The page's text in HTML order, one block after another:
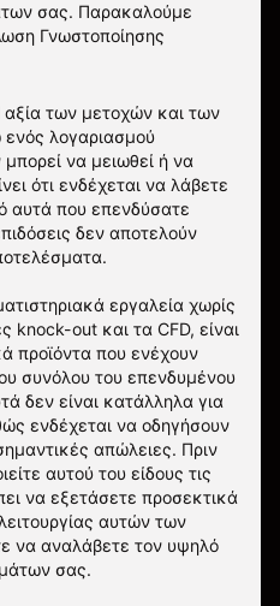
σας. Παρακαλούμε
Γνωστοποίησης
αξία των μετοχών και των
λογαριασμού
να μειωθεί ή να
ότι ενδέχεται να λάβετε
αυτά που επενδύσατε
δεν αποτελούν
εργαλεία χωρίς
knock-out και τα CFD, είναι
προϊόντα που ενέχουν
συνόλου του επενδυμένου
δεν είναι κατάλληλα για
ενδέχεται να οδηγήσουν
απώλειες. Πριν
αυτού του είδους τις
να εξετάσετε προσεκτικά
αυτών των
να αναλάβετε τον υψηλό
σας.